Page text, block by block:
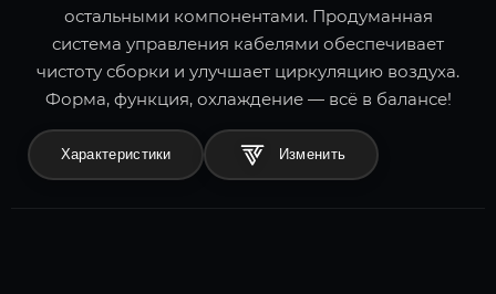
остальными компонентами. Продуманная
система управления кабелями обеспечивает
чистоту сборки и улучшает циркуляцию воздуха.
Форма, функция, охлаждение — всё в балансе!
Характеристики